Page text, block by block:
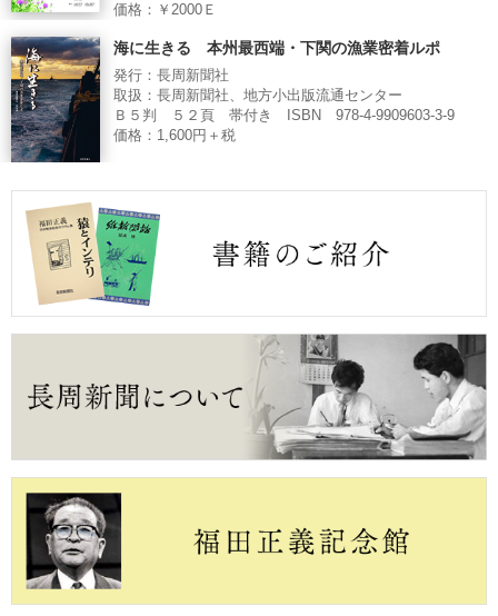
価格：￥2000Ｅ
海に生きる 本州最西端・下関の漁業密着ルポ
発行：長周新聞社
取扱：長周新聞社、地方小出版流通センター
Ｂ５判 ５２頁 帯付き ISBN 978-4-9909603-3-9
価格：1,600円＋税